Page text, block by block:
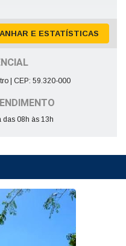
E ESTATÍSTICAS
| CEP: 59.320-000
das 08h às 13h